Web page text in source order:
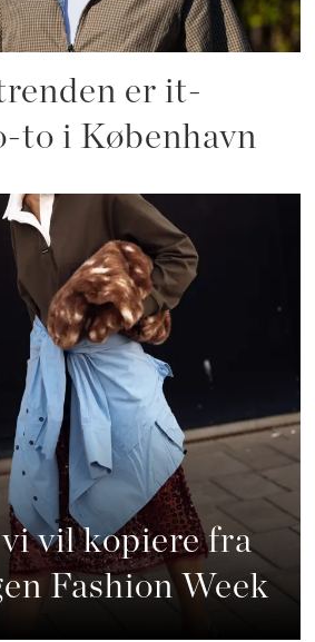
er it-
to i København
vil kopiere fra
Fashion Week